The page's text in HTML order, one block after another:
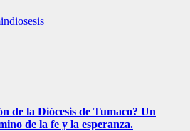
de la Diócesis de Tumaco? Un
de la fe y la esperanza.